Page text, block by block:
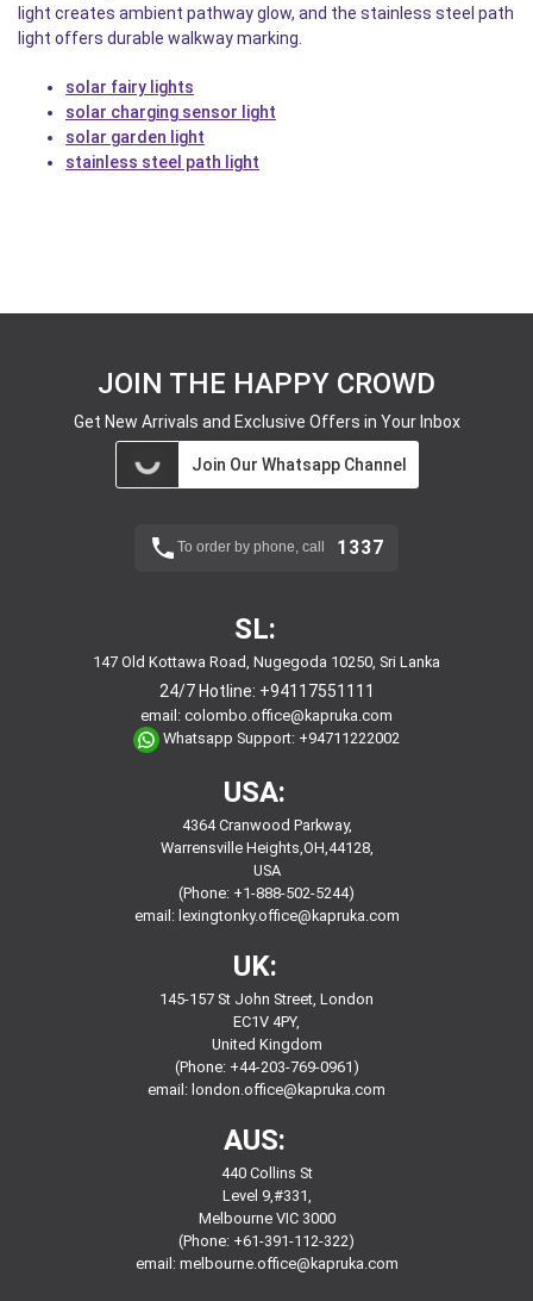
light creates ambient pathway glow, and the stainless steel path
light offers durable walkway marking.
solar fairy lights
solar charging sensor light
solar garden light
stainless steel path light
JOIN THE HAPPY CROWD
Get New Arrivals and Exclusive Offers in Your Inbox
Join Our Whatsapp Channel
To order by phone, call 1337
SL:
147 Old Kottawa Road, Nugegoda 10250, Sri Lanka
24/7 Hotline: +94117551111
email: colombo.office@kapruka.com
Whatsapp Support: +94711222002
USA:
4364 Cranwood Parkway,
Warrensville Heights,OH,44128,
USA
(Phone: +1-888-502-5244)
email: lexingtonky.office@kapruka.com
UK:
145-157 St John Street, London
EC1V 4PY,
United Kingdom
(Phone: +44-203-769-0961)
email: london.office@kapruka.com
AUS:
440 Collins St
Level 9,#331,
Melbourne VIC 3000
(Phone: +61-391-112-322)
email: melbourne.office@kapruka.com